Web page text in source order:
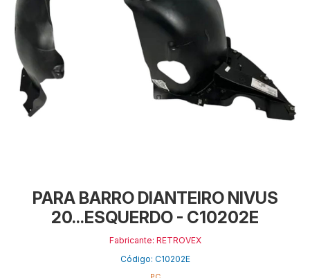
PARA BARRO DIANTEIRO NIVUS
20...ESQUERDO - C10202E
Fabricante: RETROVEX
Código: C10202E